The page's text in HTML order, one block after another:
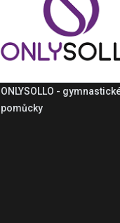
ONLYSOLLO -
pomůcky